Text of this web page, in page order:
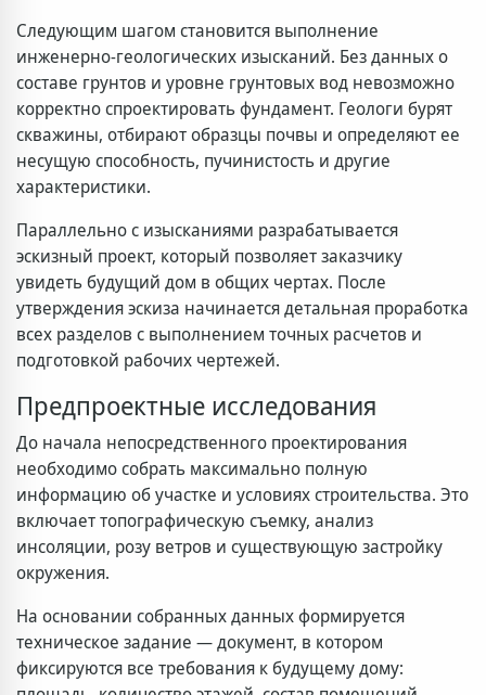
Следующим шагом становится выполнение
инженерно-геологических изысканий. Без данных о
составе грунтов и уровне грунтовых вод невозможно
корректно спроектировать фундамент. Геологи бурят
скважины, отбирают образцы почвы и определяют ее
несущую способность, пучинистость и другие
характеристики.
Параллельно с изысканиями разрабатывается
эскизный проект, который позволяет заказчику
увидеть будущий дом в общих чертах. После
утверждения эскиза начинается детальная проработка
всех разделов с выполнением точных расчетов и
подготовкой рабочих чертежей.
Предпроектные исследования
До начала непосредственного проектирования
необходимо собрать максимально полную
информацию об участке и условиях строительства. Это
включает топографическую съемку, анализ
инсоляции, розу ветров и существующую застройку
окружения.
На основании собранных данных формируется
техническое задание — документ, в котором
фиксируются все требования к будущему дому: